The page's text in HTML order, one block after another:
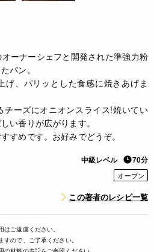
ーナーシェフと開発された準強力粉
パン。
げ、パリッとした食感に焼きあげま
チーズにオニオンスライス!焼いてい
い香りが広がります。
すめです。お好みでどうぞ。
中級レベル 70分
オーブン
この著者のレシピ一覧
ご遠慮ください。
ので、ご了承ください。